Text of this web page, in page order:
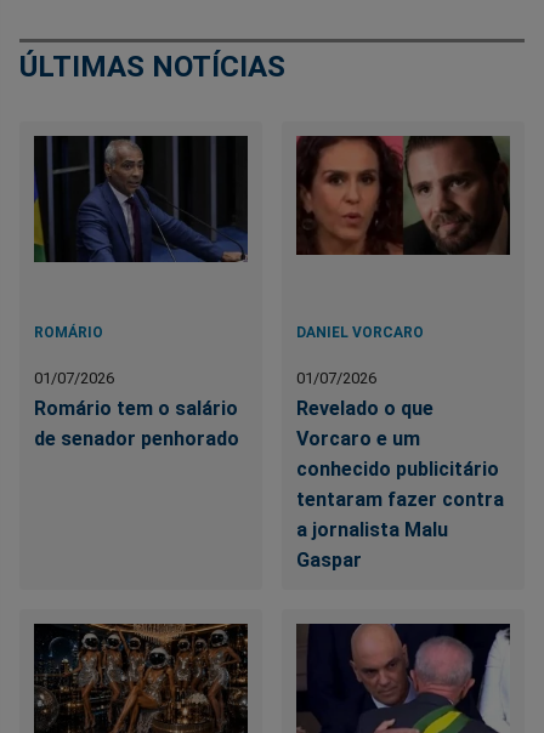
ÚLTIMAS NOTÍCIAS
ROMÁRIO
01/07/2026
Romário tem o salário
de senador penhorado
DANIEL VORCARO
01/07/2026
Revelado o que
Vorcaro e um
conhecido publicitário
tentaram fazer contra
a jornalista Malu
Gaspar